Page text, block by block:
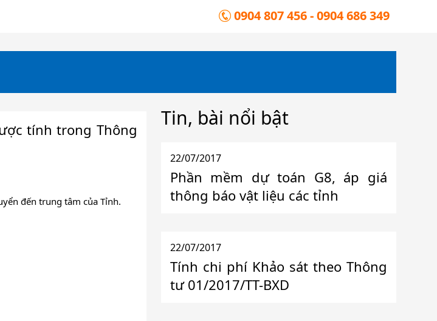
0904 807 456 - 0904 686 349
tính trong Thông
đến trung tâm của Tỉnh.
Tin, bài nổi bật
22/07/2017
Phần mềm dự toán G8, áp giá
thông báo vật liệu các tỉnh
22/07/2017
Tính chi phí Khảo sát theo Thông
tư 01/2017/TT-BXD